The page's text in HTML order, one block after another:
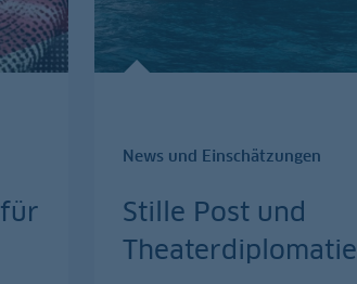
News und Einschätzungen
Stille Post und
Theaterdiplomatie